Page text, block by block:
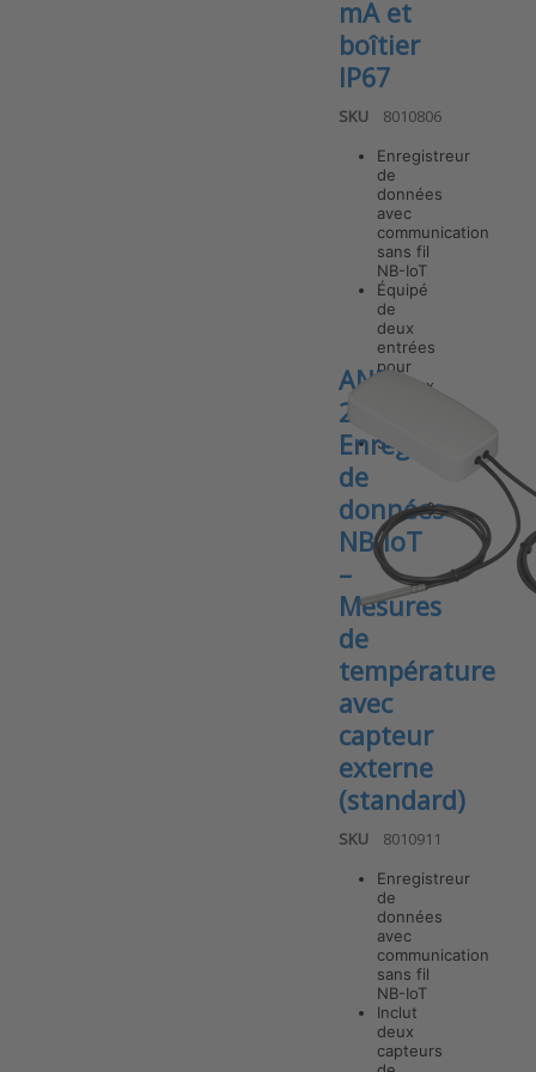
mA et
boîtier
IP67
SKU 8010806
Enregistreur
de
données
avec
communication
sans fil
NB-IoT
Équipé
de
deux
entrées
pour
signaux
S…
Press ENTER
for more
options to
ANB-A420-
IP67 v7
enregistreur
de données
NB-IoT avec
2 entrées 4-
ANB-
2TEX v7
Enregistreur
de
données
NB-IoT
–
Mesures
de
température
avec
capteur
externe
(standard)
SKU 8010911
Enregistreur
de
données
avec
communication
sans fil
NB-IoT
Inclut
deux
capteurs
Press ENTER
for more
options to
ANB-2TEX v7
Enregistreur
de données
NB-IoT –